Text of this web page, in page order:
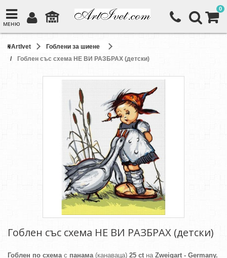
МЕНЮ
0
ArtIvet
Гоблени за шиене
Гоблен със схема НЕ ВИ РАЗБРАХ (детски)
Гоблен със схема НЕ ВИ РАЗБРАХ (детски)
Гоблен по схемас панама(канаваца) 25 ctна Zweigart - Germany.